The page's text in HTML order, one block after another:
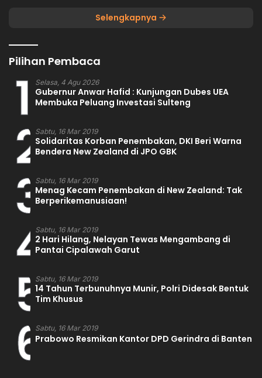
Selengkapnya
Pilihan Pembaca
1 Selasa, 4 Agu 2026
Gubernur Anwar Hafid : Kunjungan Dubes UEA
Membuka Peluang Investasi Sulteng
2Sabtu, 16 Mar 2019
Solidaritas Korban Penembakan, DKI Beri Warna
Bendera New Zealand di JPO GBK
3Sabtu, 16 Mar 2019
Menag Kecam Penembakan di New Zealand: Tak
Berperikemanusiaan!
4Sabtu, 16 Mar 2019
2 Hari Hilang, Nelayan Tewas Mengambang di
Pantai Cipalawah Garut
5Sabtu, 16 Mar 2019
14 Tahun Terbunuhnya Munir, Polri Didesak Bentuk
Tim Khusus
6Sabtu, 16 Mar 2019
Prabowo Resmikan Kantor DPD Gerindra di Banten